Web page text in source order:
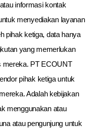
informasi kontak
menyediakan layanan
pihak ketiga, data hanya
yang memerlukan
mereka. PT ECOUNT
pihak ketiga untuk
Adalah kebijakan
menggunakan atau
atau pengunjung untuk